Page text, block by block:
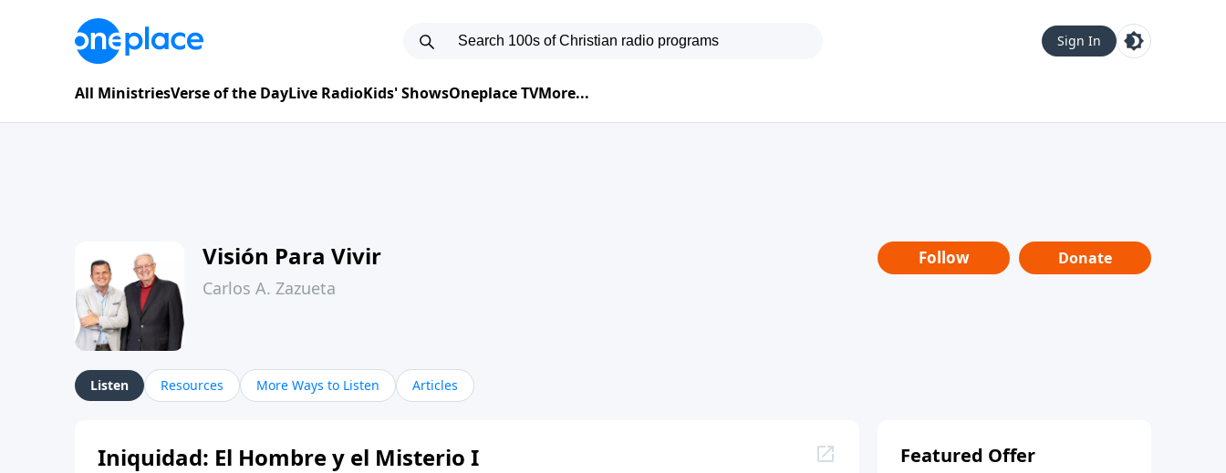
Sign In
All MinistriesVerse of the DayLive RadioKids' ShowsOneplace TVMore...
Visión Para Vivir
Carlos A. Zazueta
Follow Donate
Listen Resources More Ways to Listen Articles
Iniquidad: El Hombre y el Misterio I Featured Offer